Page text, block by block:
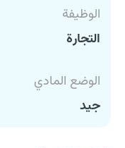
الوظيفة
التجارة
الوضع المادي
جيد